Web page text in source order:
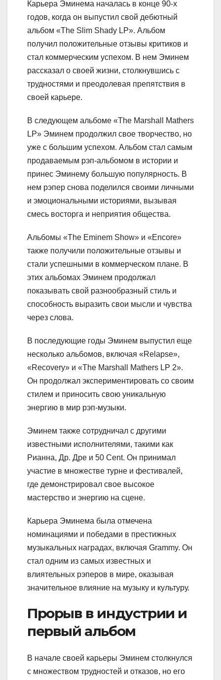
Карьера Эминема началась в конце 90-х
годов, когда он выпустил свой дебютный
альбом «The Slim Shady LP». Альбом
получил положительные отзывы критиков и
стал коммерческим успехом. В нем Эминем
рассказал о своей жизни, столкнувшись с
трудностями и преодолевая препятствия в
своей карьере.
В следующем альбоме «The Marshall Mathers
LP» Эминем продолжил свое творчество, но
уже с большим успехом. Альбом стал самым
продаваемым рэп-альбомом в истории и
принес Эминему большую популярность. В
нем рэпер снова поделился своими личными
и эмоциональными историями, вызывая
смесь восторга и неприятия общества.
Альбомы «The Eminem Show» и «Encore»
также получили положительные отзывы и
стали успешными в коммерческом плане. В
этих альбомах Эминем продолжал
показывать свой разнообразный стиль и
способность выразить свои мысли и чувства
через слова.
В последующие годы Эминем выпустил еще
несколько альбомов, включая «Relapse»,
«Recovery» и «The Marshall Mathers LP 2».
Он продолжал экспериментировать со своим
стилем и приносить свою уникальную
энергию в мир рэп-музыки.
Эминем также сотрудничал с другими
известными исполнителями, такими как
Рианна, Др. Дре и 50 Cent. Он принимал
участие в множестве турне и фестивалей,
где демонстрировал свое высокое
мастерство и энергию на сцене.
Карьера Эминема была отмечена
номинациями и победами в престижных
музыкальных наградах, включая Grammy. Он
стал одним из самых известных и
влиятельных рэперов в мире, оказывая
значительное влияние на музыку и культуру.
Прорыв в индустрии и
первый альбом
В начале своей карьеры Эминем столкнулся
с множеством трудностей и отказов, но его